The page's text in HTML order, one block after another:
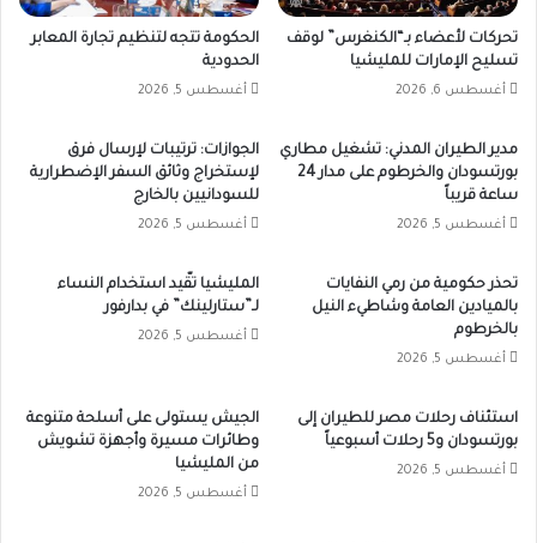
تحركات لأعضاء بـ“الكنغرس” لوقف
تسليح الإمارات للمليشيا
أغسطس 6, 2026
الحكومة تتجه لتنظيم تجارة المعابر
الحدودية
أغسطس 5, 2026
مدير الطيران المدني: تشغيل مطاري
بورتسودان والخرطوم على مدار 24
ساعة قريباً
أغسطس 5, 2026
الجوازات: ترتيبات لإرسال فرق
لإستخراج وثائق السفر الإضطرارية
للسودانيين بالخارج
أغسطس 5, 2026
تحذر حكومية من رمي النفايات
بالميادين العامة وشاطيء النيل
بالخرطوم
أغسطس 5, 2026
المليشيا تقّيد استخدام النساء
لـ”ستارلينك” في بدارفور
أغسطس 5, 2026
استئناف رحلات مصر للطيران إلى
بورتسودان و5 رحلات أسبوعياً
أغسطس 5, 2026
الجيش يستولى على أسلحة متنوعة
وطائرات مسيرة وأجهزة تشويش
من المليشيا
أغسطس 5, 2026